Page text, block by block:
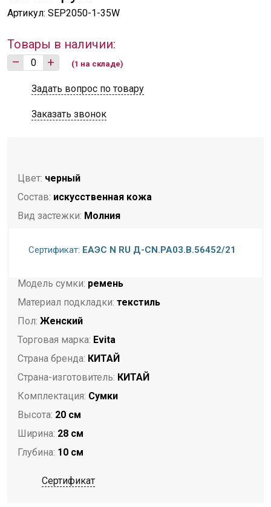
Артикул: SEP2050-1-35W
Товары в наличии:
–
+ (1 на складе)
Задать вопрос по товару
Заказать звонок
Цвет: черный
Состав: искусственная кожа
Вид застежки: Молния
Карманы:1 внутренний на молнии; 1 внутренний
Модель сумки: ремень
Материал подкладки: текстиль
Пол: Женский
Торговая марка: Evita
Страна бренда: КИТАЙ
Страна-изготовитель: КИТАЙ
Комплектация: Сумки
Высота: 20 см
Ширина: 28 см
Глубина: 10 см
Сертификат
Сертификат: ЕАЭС N RU Д-CN.РА03.В.56452/21